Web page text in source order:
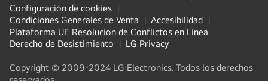
Configuración de cookies
Condiciones Generales de Venta
Accesibilidad
Plataforma UE Resolucion de Conflictos en Linea
Derecho de Desistimiento
LG Privacy
Copyright © 2009-2024 LG Electronics. Todos los derechos